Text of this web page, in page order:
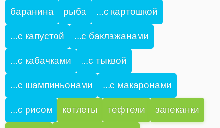
баранина рыба ...с картошкой
...с капустой ...с баклажанами
...с кабачками ...с тыквой
...с шампиньонами ...с макаронами
...с рисом котлеты тефтели запеканки